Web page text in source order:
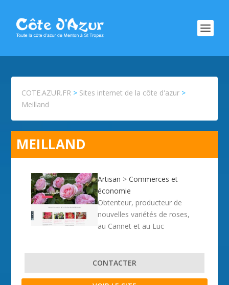
COTE.AZUR.FR > Sites internet de la côte d'azur >
Meilland
MEILLAND
Artisan >Commerces et
économie
Obtenteur, producteur de
nouvelles variétés de roses,
au Cannet et au Luc
CONTACTER